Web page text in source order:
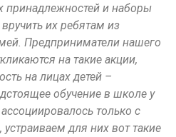
принадлежностей и наборы
их ребятам из
Предприниматели нашего
на такие акции,
на лицах детей –
обучение в школе у
только с
для них вот такие